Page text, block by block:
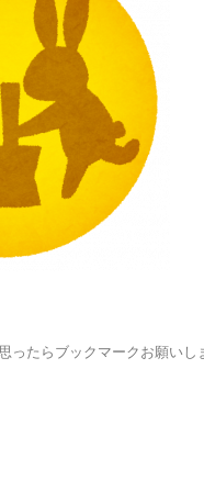
ったらブックマークお願いし